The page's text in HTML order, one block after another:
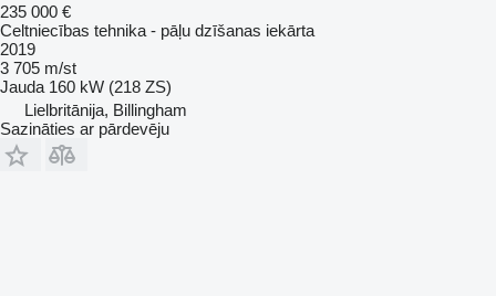
235 000 €
Celtniecības tehnika - pāļu dzīšanas iekārta
2019
3 705 m/st
Jauda 160 kW (218 ZS)
Lielbritānija, Billingham
Sazināties ar pārdevēju